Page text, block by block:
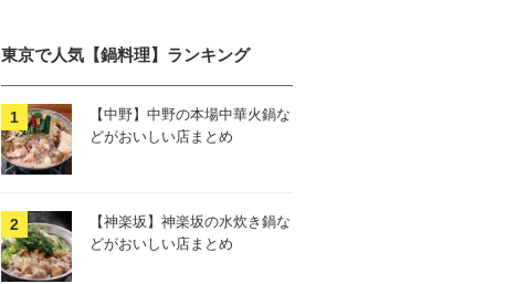
東京で人気【鍋料理】ランキング
【中野】中野の本場中華火鍋な
どがおいしい店まとめ
【神楽坂】神楽坂の水炊き鍋な
どがおいしい店まとめ